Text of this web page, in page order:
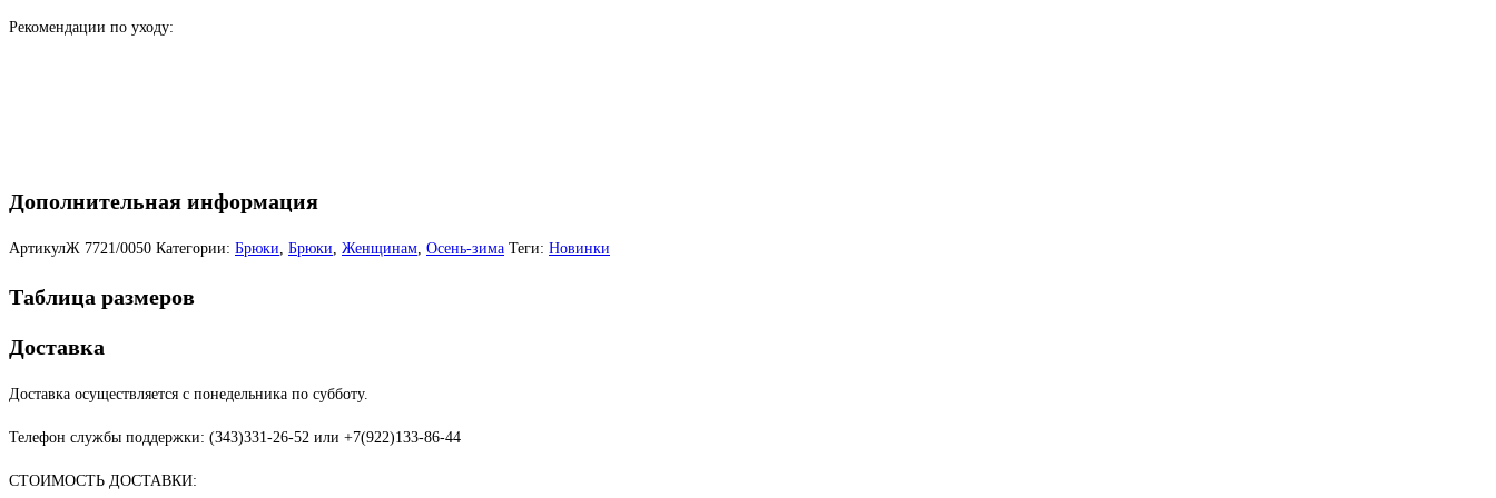
Рекомендации по уходу:
Дополнительная информация
АртикулЖ 7721/0050 Категории: Брюки, Брюки, Женщинам, Осень-зима Теги: Новинки
Таблица размеров
Доставка
Доставка осуществляется с понедельника по субботу.
Телефон службы поддержки: (343)331-26-52 или +7(922)133-86-44
СТОИМОСТЬ ДОСТАВКИ: